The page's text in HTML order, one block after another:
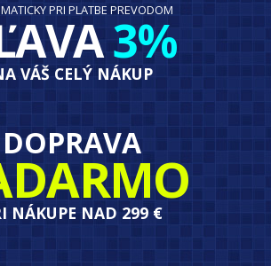
PRI PLATBE PREVODOM
3%
VÁŠ CELÝ NÁKUP
DOPRAVA
NÁKUPE NAD 299 €